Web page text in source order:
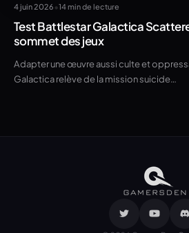
4 juin 2026 •14 min de lecture
Test Battlestar Galactica
sommet des jeux
Adapter une œuvre aussi culte et
Galactica relève de la mission suicide…